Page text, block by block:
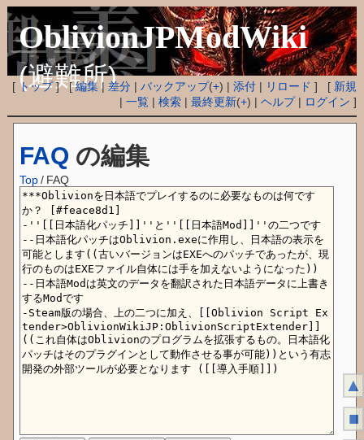
OblivionJPModWiki
(避難所)
[ トップ] [編集| 差分 |バックアップ(+) |添付 | リロード ] [ 新規
|一覧 |検索 |最終更新(+) |ヘルプ| ログイン ]
FAQ の編集
Top / FAQ
▲
■